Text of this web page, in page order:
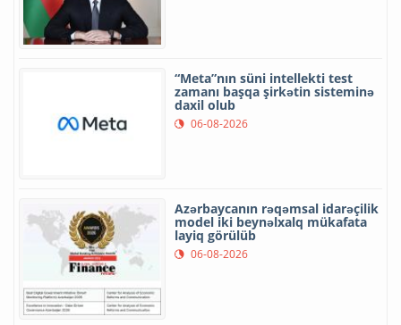
“Meta”nın süni intellekti test
zamanı başqa şirkətin sisteminə
daxil olub
06-08-2026
Azərbaycanın rəqəmsal idarəçilik
model iki beynəlxalq mükafata
layiq görülüb
06-08-2026